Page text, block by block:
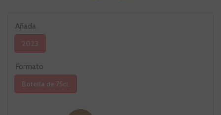
Añada
2023
Formato
Botella de 75cl.